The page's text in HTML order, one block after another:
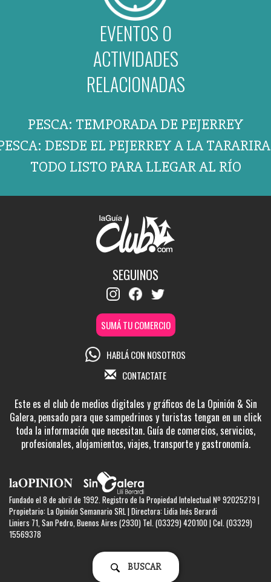
EVENTOS O
ACTIVIDADES
RELACIONADAS
PESCA: TEMPORADA DE PEJERREY
DESDE EL PEJERREY A LA
TODO LISTO PARA LLEGAR AL RÍO
SEGUINOS
SUMÁ TU COMERCIO
HABLÁ CON NOSOTROS
CONTACTATE
Este es el club de medios digitales y gráficos de La Opinión & Sin
Galera, pensado para que sampedrinos y turistas tengan en un click
toda la información que necesitan. Guía de comercios, servicios,
profesionales, alojamientos, viajes, transporte y gastronomía.
Fundado el 8 de abril de 1992. Registro de la Propiedad Intelectual Nº 92025279 |
Propietario: La Opinión Semanario SRL | Directora: Lidia Inés Berardi
Liniers 71, San Pedro, Buenos Aires (2930) Tel. (03329) 420100 | Cel. (03329)
15569378
BUSCAR